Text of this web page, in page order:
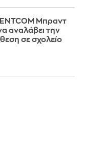
Μπραντ
αναλάβει την
σε σχολείο